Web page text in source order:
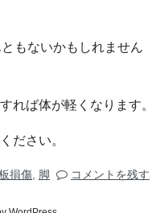
もないかもしれません
れば体が軽くなります。
ださい。
損傷, 脚 コメントを残す